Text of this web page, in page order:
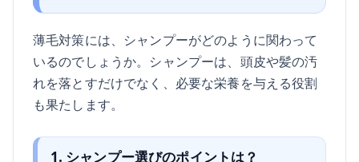
薄毛対策には、シャンプーがどのように関わって
いるのでしょうか。シャンプーは、頭皮や髪の汚
れを落とすだけでなく、必要な栄養を与える役割
も果たします。
1. シャンプー選びのポイントは？